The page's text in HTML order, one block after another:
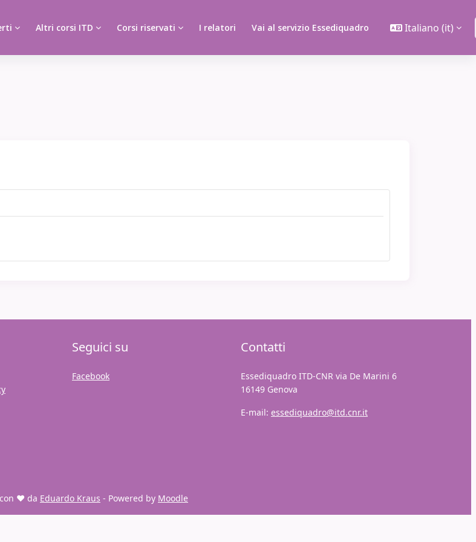
Altri corsi ITD Corsi riservati I relatori Vai al servizio Essediquadro Italiano ‎(it)‎
Seguici su
Facebook
Contatti
Essediquadro ITD-CNR via De Marini 6
16149 Genova
E-mail: essediquadro@itd.cnr.it
❤️ da Eduardo Kraus - Powered by Moodle